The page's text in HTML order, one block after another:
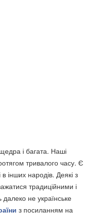
і багата. Наші
тривалого часу. Є
в інших народів. Деякі з
традиційними і
не українське
з посиланням на